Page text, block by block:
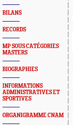
BILANS
RECORDS
MP SOUS CATÉGORIES
MASTERS
BIOGRAPHIES
INFORMATIONS
ADMINISTRATIVES ET
SPORTIVES
ORGANIGRAMME CNAM